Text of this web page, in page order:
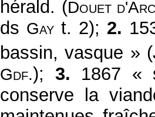
hérald. (Douet d'
ds Gay t. 2); 2.
bassin, vasque »
Gdf.); 3. 1867 «
conserve la